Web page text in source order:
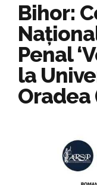
Bihor:
Penal
la
Oradea